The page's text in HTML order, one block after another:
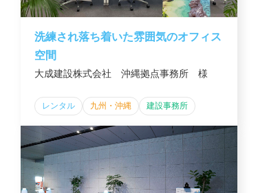
洗練され落ち着いた雰囲気のオフィス
空間
大成建設株式会社 沖縄拠点事務所 様
レンタル 九州・沖縄 建設事務所